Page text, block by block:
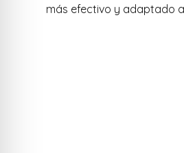
más efectivo y adaptado